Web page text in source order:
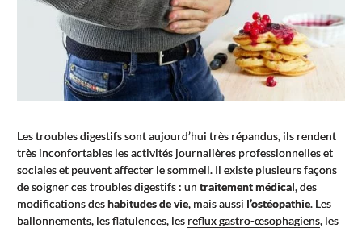
Les troubles digestifs sont aujourd’hui très répandus, ils rendent
très inconfortables les activités journalières professionnelles et
sociales et peuvent affecter le sommeil. Il existe plusieurs façons
de soigner ces troubles digestifs : un traitement médical, des
modifications deshabitudes de vie, mais aussi l’ostéopathie. Les
ballonnements, les flatulences, les reflux gastro-œsophagiens, les